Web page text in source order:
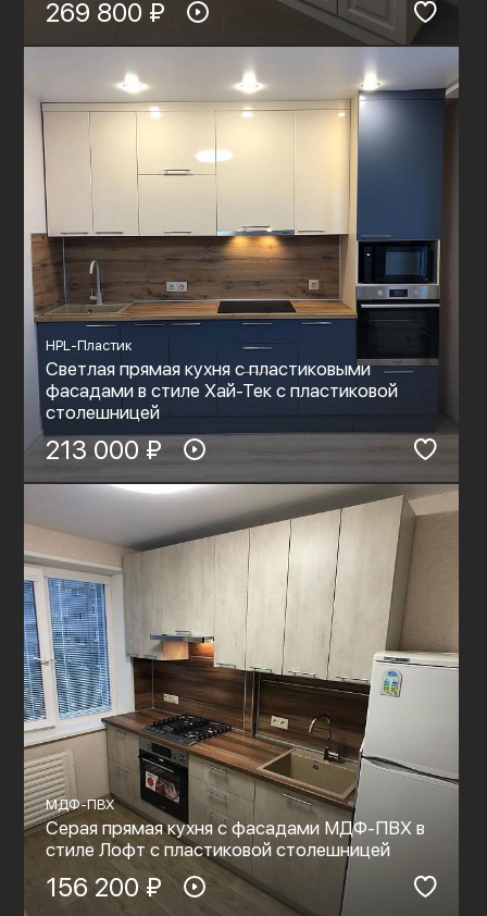
269 800 ₽
HPL-Пластик
Светлая прямая кухня с пластиковыми
фасадами в стиле Хай-Тек с пластиковой
столешницей
213 000 ₽
МДФ-ПВХ
Серая прямая кухня с фасадами МДФ-ПВХ в
стиле Лофт с пластиковой столешницей
156 200 ₽